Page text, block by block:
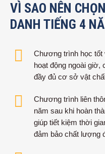
VÌ SAO NÊN
DANH TIẾNG 4
Chương trình học tốt
hoạt động ngoài giờ,
đầy đủ cơ sở vật
Chương trình liên
năm sau khi hoàn
giúp tiết kiệm thời
đảm bảo chất lượng